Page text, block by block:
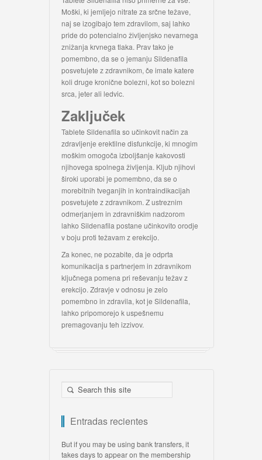
Moški, ki jemljejo nitrate za srčne težave,
naj se izogibajo tem zdravilom, saj lahko
pride do potencialno življenjsko nevarnega
znižanja krvnega tlaka. Prav tako je
pomembno, da se o jemanju Sildenafila
posvetujete z zdravnikom, če imate katere
koli druge kronične bolezni, kot so bolezni
srca, jeter ali ledvic.
Zaključek
Tablete Sildenafila so učinkovit način za
zdravljenje erektilne disfunkcije, ki mnogim
moškim omogoča izboljšanje kakovosti
njihovega spolnega življenja. Kljub njihovi
široki uporabi je pomembno, da se o
morebitnih tveganjih in kontraindikacijah
posvetujete z zdravnikom. Z ustreznim
odmerjanjem in zdravniškim nadzorom
lahko Sildenafila postane učinkovito orodje
v boju proti težavam z erekcijo.
Za konec, ne pozabite, da je odprta
komunikacija s partnerjem in zdravnikom
ključnega pomena pri reševanju težav z
erekcijo. Zdravje v odnosu je zelo
pomembno in zdravila, kot je Sildenafila,
lahko pripomorejo k uspešnemu
premagovanju teh izzivov.
Entradas recientes
But if you may be using bank transfers, it
takes days to appear on the membership